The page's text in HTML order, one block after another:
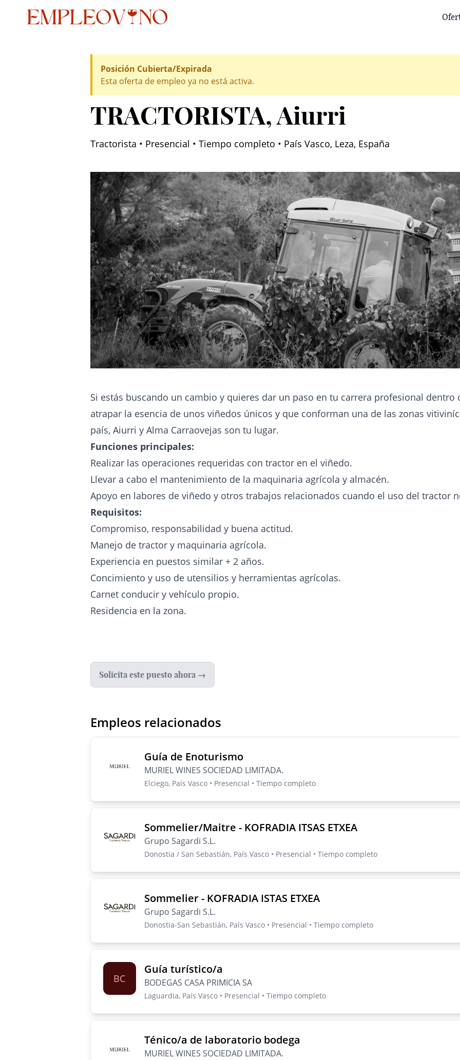
Posición Cubierta/Expirada
Esta oferta de empleo ya no está activa.
TRACTORISTA, Aiurri
Tractorista • Presencial • Tiempo completo • País Vasco, Leza, España
Si estás buscando un cambio y quieres dar un paso en tu carrera profesional dentro
atrapar la esencia de unos viñedos únicos y que conforman una de las zonas
país, Aiurri y Alma Carraovejas son tu lugar.
Funciones principales:
Realizar las operaciones requeridas con tractor en el viñedo.
Llevar a cabo el mantenimiento de la maquinaria agrícola y almacén.
Apoyo en labores de viñedo y otros trabajos relacionados cuando el uso del tractor
Requisitos:
Compromiso, responsabilidad y buena actitud.
Manejo de tractor y maquinaria agrícola.
Experiencia en puestos similar + 2 años.
Concimiento y uso de utensilios y herramientas agrícolas.
Carnet conducir y vehículo propio.
Residencia en la zona.
Solicita este puesto ahora →
Empleos relacionados
Guía de Enoturismo
MURIEL WINES SOCIEDAD LIMITADA.
Elciego, País Vasco • Presencial • Tiempo completo
Sommelier/Maitre - KOFRADIA ITSAS ETXEA
Grupo Sagardi S.L.
Donostia / San Sebastián, País Vasco • Presencial • Tiempo completo
Sommelier - KOFRADIA ISTAS ETXEA
Grupo Sagardi S.L.
Donostia-San Sebastián, País Vasco • Presencial • Tiempo completo
BC
Guía turístico/a
BODEGAS CASA PRIMICIA SA
Laguardia, País Vasco • Presencial • Tiempo completo
Ténico/a de laboratorio bodega
MURIEL WINES SOCIEDAD LIMITADA.